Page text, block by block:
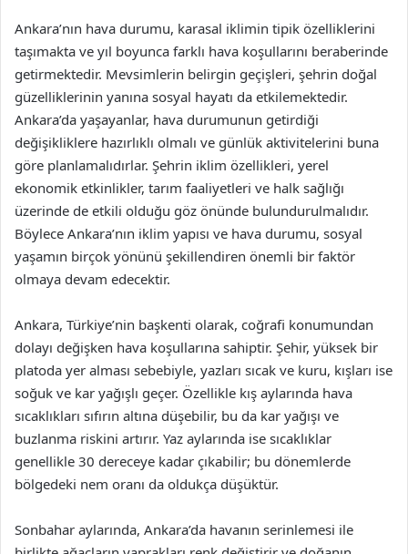
Ankara’nın hava durumu, karasal iklimin tipik özelliklerini
taşımakta ve yıl boyunca farklı hava koşullarını beraberinde
getirmektedir. Mevsimlerin belirgin geçişleri, şehrin doğal
güzelliklerinin yanına sosyal hayatı da etkilemektedir.
Ankara’da yaşayanlar, hava durumunun getirdiği
değişikliklere hazırlıklı olmalı ve günlük aktivitelerini buna
göre planlamalıdırlar. Şehrin iklim özellikleri, yerel
ekonomik etkinlikler, tarım faaliyetleri ve halk sağlığı
üzerinde de etkili olduğu göz önünde bulundurulmalıdır.
Böylece Ankara’nın iklim yapısı ve hava durumu, sosyal
yaşamın birçok yönünü şekillendiren önemli bir faktör
olmaya devam edecektir.
Ankara, Türkiye’nin başkenti olarak, coğrafi konumundan
dolayı değişken hava koşullarına sahiptir. Şehir, yüksek bir
platoda yer alması sebebiyle, yazları sıcak ve kuru, kışları ise
soğuk ve kar yağışlı geçer. Özellikle kış aylarında hava
sıcaklıkları sıfırın altına düşebilir, bu da kar yağışı ve
buzlanma riskini artırır. Yaz aylarında ise sıcaklıklar
genellikle 30 dereceye kadar çıkabilir; bu dönemlerde
bölgedeki nem oranı da oldukça düşüktür.
Sonbahar aylarında, Ankara’da havanın serinlemesi ile